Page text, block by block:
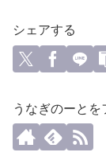
シェアする
うなぎのーとを